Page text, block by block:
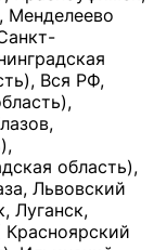
Менделеево
Вся РФ,
область),
Львовский
Луганск,